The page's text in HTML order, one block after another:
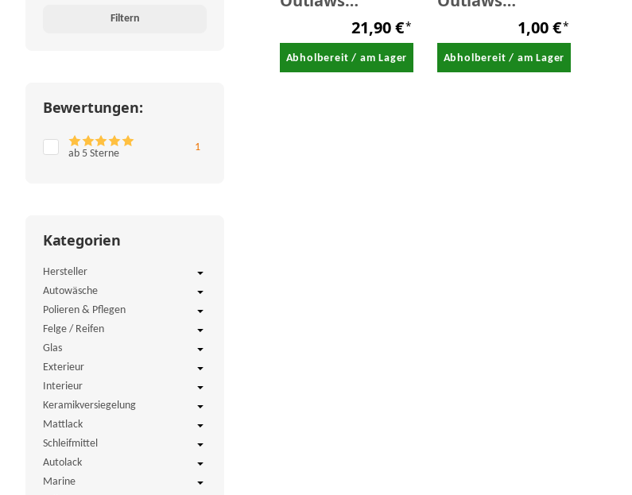
Buckanizer21,90 €*
Abholbereit / am Lager
Klebebandhalter
- SALE
1,00 €*
Abholbereit / am Lager
Filtern
Bewertungen:
ab 5 Sterne
1
Kategorien
Hersteller
Autowäsche
Polieren & Pflegen
Felge / Reifen
Glas
Exterieur
Interieur
Keramikversiegelung
Mattlack
Schleifmittel
Autolack
Marine